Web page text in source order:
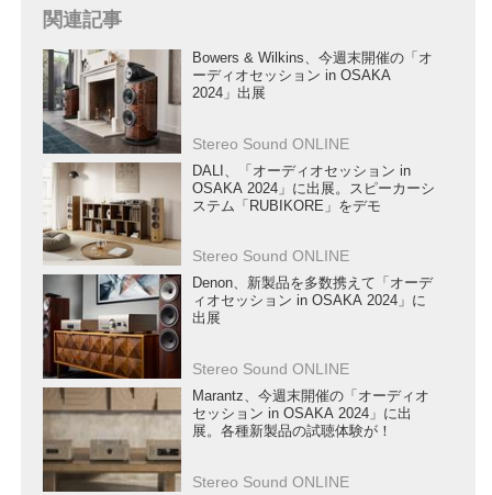
関連記事
Bowers & Wilkins、今週末開催の「オ
ーディオセッション in OSAKA
2024」出展
Stereo Sound ONLINE
DALI、「オーディオセッション in
OSAKA 2024」に出展。スピーカーシ
ステム「RUBIKORE」をデモ
Stereo Sound ONLINE
Denon、新製品を多数携えて「オーデ
ィオセッション in OSAKA 2024」に
出展
Stereo Sound ONLINE
Marantz、今週末開催の「オーディオ
セッション in OSAKA 2024」に出
展。各種新製品の試聴体験が！
Stereo Sound ONLINE